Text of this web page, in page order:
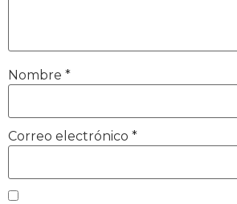
Nombre *
Correo electrónico *